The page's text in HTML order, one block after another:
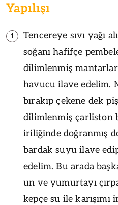
Yapılışı
1
Tencereye sıvı yağı
soğanı hafifçe
dilimlenmiş
havucu ilave edelim.
bırakıp çekene dek
dilimlenmiş çarliston
iriliğinde doğranmış
bardak suyu ilave
edelim. Bu arada
un ve yumurtayı
kepçe su ile